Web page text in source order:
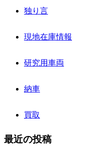
独り言
現地在庫情報
研究用車両
納車
買取
最近の投稿